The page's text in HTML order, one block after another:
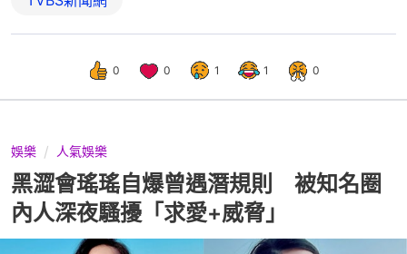
0 0 1 1 0
娛樂 人氣娛樂
黑澀會瑤瑤自爆曾遇潛規則 被知名圈
內人深夜騷擾「求愛+威脅」